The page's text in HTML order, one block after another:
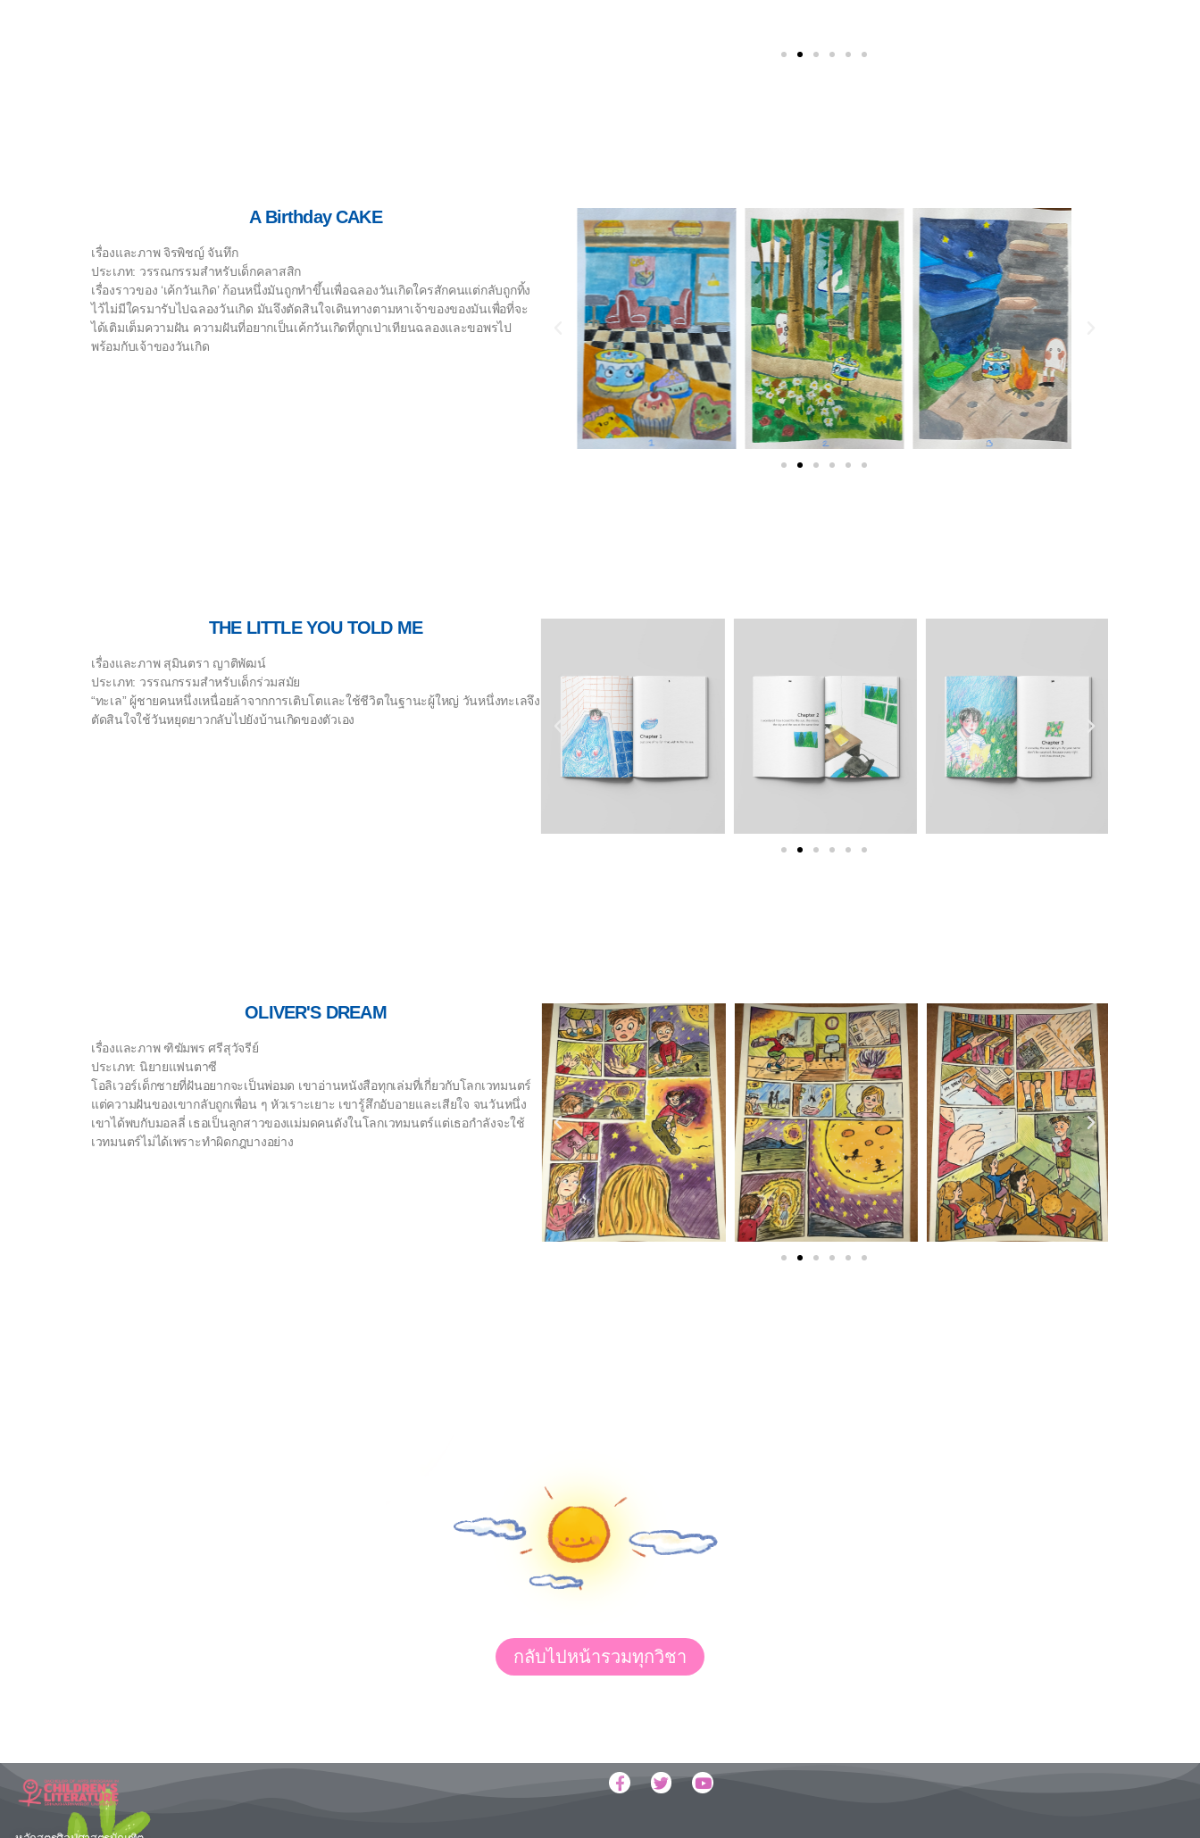
A Birthday CAKE
เรื่องและภาพ จิรพิชญ์ จันทึก
ประเภท: วรรณกรรมสำหรับเด็กคลาสสิก
เรื่องราวของ ‘เค้กวันเกิด’ ก้อนหนึ่งมันถูกทำขึ้นเพื่อฉลองวันเกิดใครสักคนแต่กลับถูกทิ้ง
ไว้ไม่มีใครมารับไปฉลองวันเกิด มันจึงตัดสินใจเดินทางตามหาเจ้าของของมันเพื่อที่จะ
ได้เติมเต็มความฝัน ความฝันที่อยากเป็นเค้กวันเกิดที่ถูกเป่าเทียนฉลองและขอพรไป
พร้อมกับเจ้าของวันเกิด
THE LITTLE YOU TOLD ME
เรื่องและภาพ สุมินตรา ญาติพัฒน์
ประเภท: วรรณกรรมสำหรับเด็กร่วมสมัย
“ทะเล” ผู้ชายคนหนึ่งเหนื่อยล้าจากการเติบโตและใช้ชีวิตในฐานะผู้ใหญ่ วันหนึ่งทะเลจึง
ตัดสินใจใช้วันหยุดยาวกลับไปยังบ้านเกิดของตัวเอง
OLIVER'S DREAM
เรื่องและภาพ ฑิฆัมพร ศรีสุวัจรีย์
ประเภท: นิยายแฟนตาซี
โอลิเวอร์เด็กชายที่ฝันอยากจะเป็นพ่อมด เขาอ่านหนังสือทุกเล่มที่เกี่ยวกับโลกเวทมนตร์
แต่ความฝันของเขากลับถูกเพื่อน ๆ หัวเราะเยาะ เขารู้สึกอับอายและเสียใจ จนวันหนึ่ง
เขาได้พบกับมอลลี่ เธอเป็นลูกสาวของแม่มดคนดังในโลกเวทมนตร์แต่เธอกำลังจะใช้
เวทมนตร์ไม่ได้เพราะทำผิดกฎบางอย่าง
กลับไปหน้ารวมทุกวิชา